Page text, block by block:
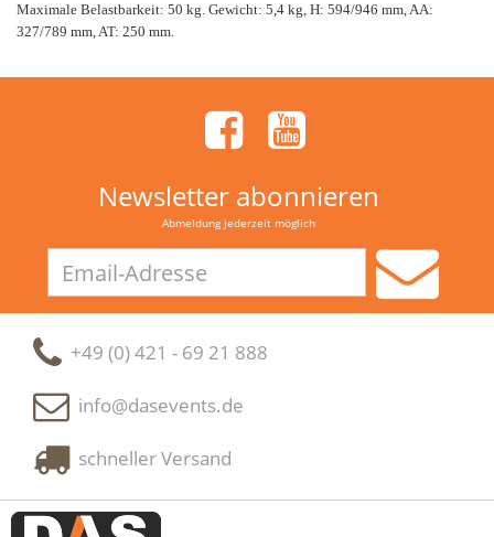
Maximale Belastbarkeit: 50 kg. Gewicht: 5,4 kg, H: 594/946 mm, AA:
327/789 mm, AT: 250 mm.
Newsletter abonnieren
Abmeldung jederzeit möglich
Adresse
+49 (0) 421 - 69 21 888
info@dasevents.de
schneller Versand